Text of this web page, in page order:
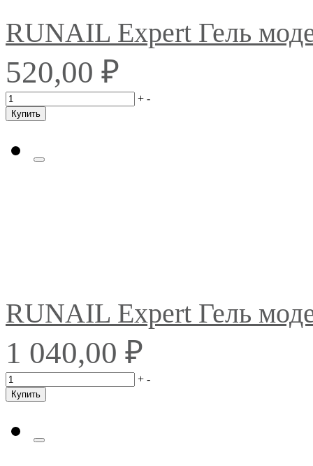
RUNAIL Expert Гель
520,00 ₽
+ -
Купить
RUNAIL Expert Гель
1 040,00 ₽
+ -
Купить